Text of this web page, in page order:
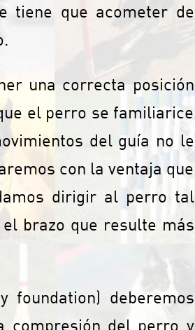
tiene que acometer de
una correcta posición
el perro se familiarice
del guía no le
con la ventaja que
dirigir al perro tal
brazo que resulte más
foundation) deberemos
compresión del perro y